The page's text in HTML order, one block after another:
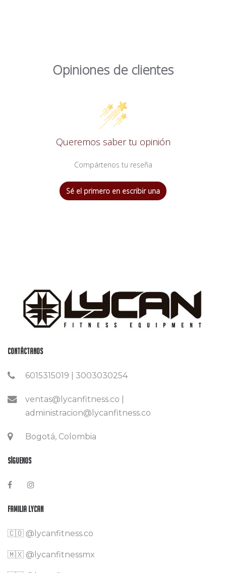
Opiniones de clientes
Queremos saber tu opinión
Compártenos tu reseña
Sé el primero en escribir una
Contáctanos
6015315019 | 3003030254
ventas@lycanfitness.co |
administracion@lycanfitness.co
Bogotá, Colombia
Síguenos
Familia Lycan
🇨🇴 @lycanfitness.co
🇲🇽 @lycanfitnessmx